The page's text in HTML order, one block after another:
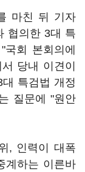
마친 뒤 기자
협의한 3대 특
회 본회의에
당내 이견이
특검법 개정
질문에 "원안
, 인력이 대폭
계하는 이른바